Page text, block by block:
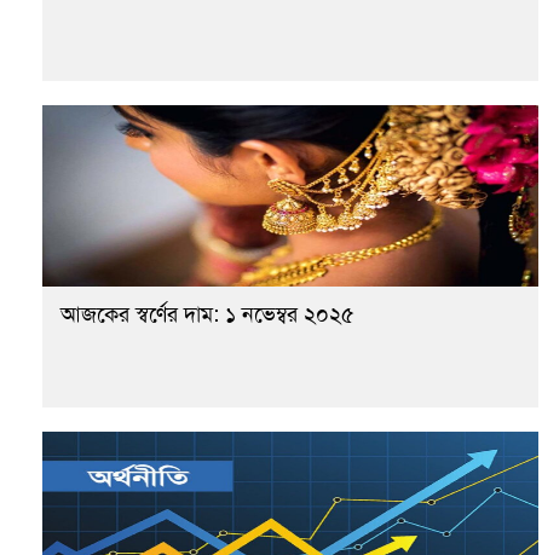
আজকের স্বর্ণের দাম: ১ নভেম্বর ২০২৫